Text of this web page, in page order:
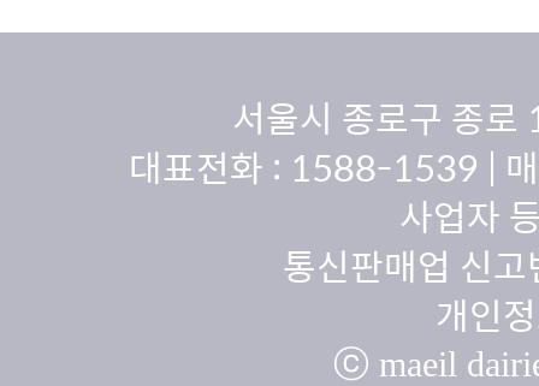
서울시 종로구 종
대표전화 : 1588-1539 |
사업자
통신판매업 신
개인
ⓒ maeil